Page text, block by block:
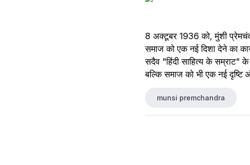
8 अक्टूबर 1936 को, मुंशी
समाज को एक नई दिशा देने का
सदैव "हिंदी साहित्य के सम्राट"
बल्कि समाज को भी एक नई दृष्टि
munsi premchandra